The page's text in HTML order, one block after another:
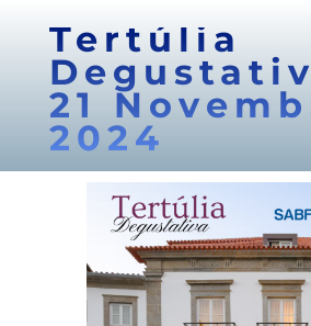
Tertúlia
21
2024